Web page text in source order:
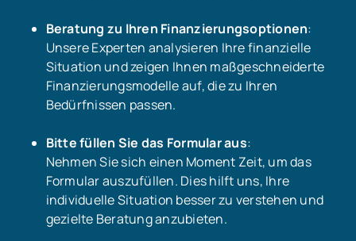
Beratung zu Ihren Finanzierungsoptionen:
Unsere Experten analysieren Ihre finanzielle
Situation und zeigen Ihnen maßgeschneiderte
Finanzierungsmodelle auf, die zu Ihren
Bedürfnissen passen.
Bitte füllen Sie das Formular aus:
Nehmen Sie sich einen Moment Zeit, um das
Formular auszufüllen. Dies hilft uns, Ihre
individuelle Situation besser zu verstehen und
gezielte Beratung anzubieten.